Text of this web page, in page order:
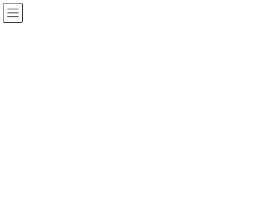
Skip
the
Skip
the